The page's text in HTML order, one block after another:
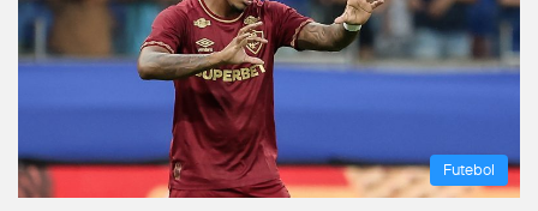
Futebol